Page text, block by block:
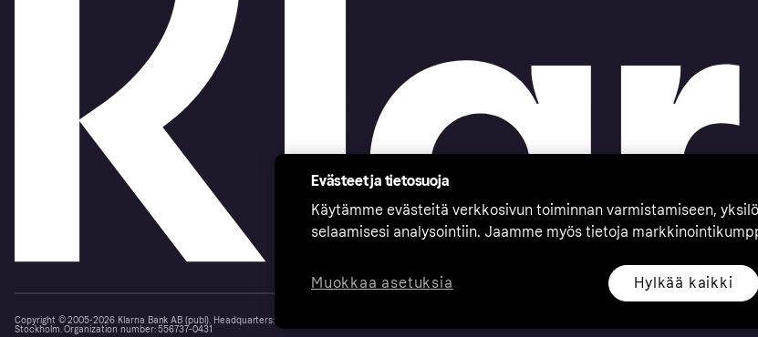
Copyright © 2005-2026 Klarna Bank AB (publ). Headquarters: Stockholm, Sweden. All rights reserved. Klarna Bank AB (publ). Sveavägen 46, 111 34
Stockholm. Organization number: 556737-0431
Evästeet ja tietosuoja
Käytämme evästeitä verkkosivun toiminnan varmistamiseen,
selaamisesi analysointiin. Jaamme myös tietoja
Hylkää kaikki
Muokkaa asetuksia